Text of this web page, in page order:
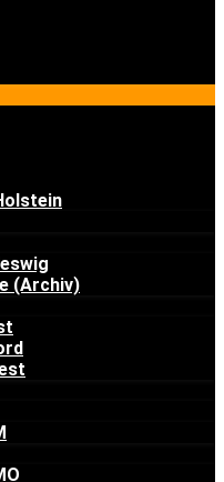
(Archiv)